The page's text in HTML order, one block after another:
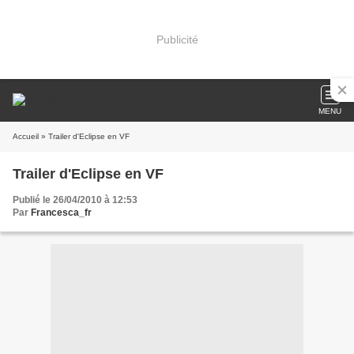
Publicité
MENU
Accueil » Trailer d'Eclipse en VF
Trailer d'Eclipse en VF
Publié le 26/04/2010 à 12:53
Par Francesca_fr